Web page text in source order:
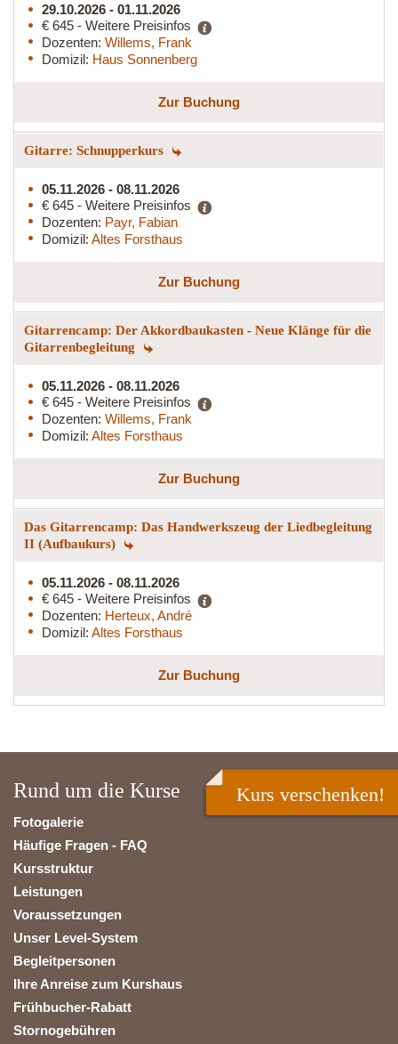
29.10.2026 - 01.11.2026
€ 645 - Weitere Preisinfos
Dozenten: Willems, Frank
Domizil: Haus Sonnenberg
Zur Buchung
Gitarre: Schnupperkurs
05.11.2026 - 08.11.2026
€ 645 - Weitere Preisinfos
Dozenten: Payr, Fabian
Domizil: Altes Forsthaus
Zur Buchung
Gitarrencamp: Der Akkordbaukasten - Neue Klänge für die
Gitarrenbegleitung
05.11.2026 - 08.11.2026
€ 645 - Weitere Preisinfos
Dozenten: Willems, Frank
Domizil: Altes Forsthaus
Zur Buchung
Das Gitarrencamp: Das Handwerkszeug der Liedbegleitung
II (Aufbaukurs)
05.11.2026 - 08.11.2026
€ 645 - Weitere Preisinfos
Dozenten: Herteux, André
Domizil: Altes Forsthaus
Zur Buchung
Rund um die Kurse
Fotogalerie
Häufige Fragen - FAQ
Kursstruktur
Leistungen
Voraussetzungen
Unser Level-System
Begleitpersonen
Ihre Anreise zum Kurshaus
Frühbucher-Rabatt
Stornogebühren
Kurs verschenken!